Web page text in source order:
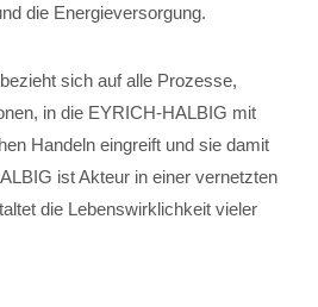
die Energieversorgung.
sich auf alle Prozesse,
in die EYRICH-HALBIG mit
Handeln eingreift und sie damit
ist Akteur in einer vernetzten
die Lebenswirklichkeit vieler